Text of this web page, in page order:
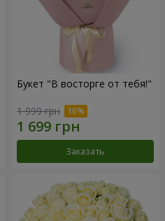
Букет "В восторге от тебя!"
1 999 грн
Заказать